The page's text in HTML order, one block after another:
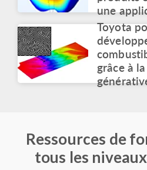
avec
Avril
ARTICLE
Des
ARTICLE
une
Toyota
grâce à
Ressources de
tous les